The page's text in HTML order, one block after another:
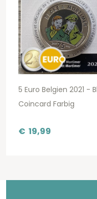
5 Euro Belgien 2021 -
Coincard Farbig
€ 19,99